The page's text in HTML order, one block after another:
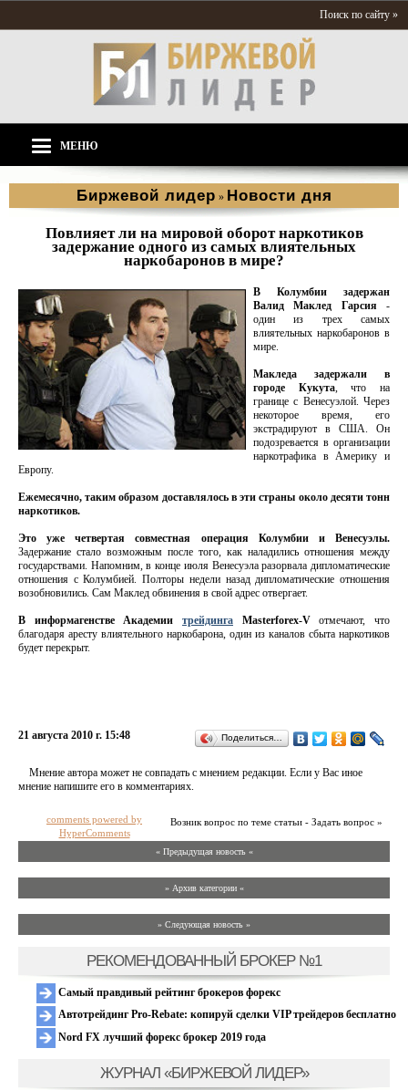
Поиск по сайту »
МЕНЮ
Биржевой лидер » Новости дня
Повлияет ли на мировой оборот наркотиков
задержание одного из самых влиятельных
наркобаронов в мире?
В Колумбии задержан
Валид Маклед Гарсия -
один из трех самых
влиятельных наркобаронов в
мире.
Макледа задержали в
городе Кукута, что на
границе с Венесуэлой. Через
некоторое время, его
экстрадируют в США. Он
подозревается в организации
наркотрафика в Америку и
Европу.
Ежемесячно, таким образом доставлялось в эти страны около десяти тонн
наркотиков.
Это уже четвертая совместная операция Колумбии и Венесуэлы.
Задержание стало возможным после того, как наладились отношения между
государствами. Напомним, в конце июля Венесуэла разорвала дипломатические
отношения с Колумбией. Полторы недели назад дипломатические отношения
возобновились. Сам Маклед обвинения в свой адрес отвергает.
В информагенстве Академии трейдинга Masterforex-Vотмечают, что
благодаря аресту влиятельного наркобарона, один из каналов сбыта наркотиков
будет перекрыт.
21 августа 2010 г. 15:48 Поделиться…
Мнение автора может не совпадать с мнением редакции. Если у Вас иное
мнение напишите его в комментариях.
Возник вопрос по теме статьи - Задать вопрос »
comments powered by
HyperComments
« Предыдущая новость «
» Архив категории «
» Следующая новость »
РЕКОМЕНДОВАННЫЙ БРОКЕР №1
Самый правдивый рейтинг брокеров форекс
Автотрейдинг Pro-Rebate: копируй сделки VIP трейдеров бесплатно
Nord FX лучший форекс брокер 2019 года
ЖУРНАЛ «БИРЖЕВОЙ ЛИДЕР»